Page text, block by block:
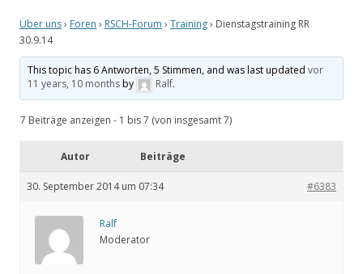
Über uns› Foren › RSCH-Forum › Training› Dienstagstraining RR
30.9.14
This topic has 6 Antworten, 5 Stimmen, and was last updatedvor
11 years, 10 monthsby Ralf.
7 Beiträge anzeigen - 1 bis 7 (von insgesamt 7)
Autor Beiträge
30. September 2014 um 07:34 #6383
Ralf
Moderator